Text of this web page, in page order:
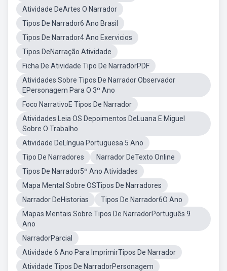
Atividade DeArtes O Narrador
Tipos De Narrador6 Ano Brasil
Tipos De Narrador4 Ano Exervicios
Tipos DeNarração Atividade
Ficha De Atividade Tipo De NarradorPDF
Atividades Sobre Tipos De Narrador Observador
EPersonagem Para O 3º Ano
Foco NarrativoE Tipos De Narrador
Atividades Leia OS Depoimentos DeLuana E Miguel
Sobre O Trabalho
Atividade DeLíngua Portuguesa 5 Ano
Tipo De Narradores
Narrador DeTexto Online
Tipos De Narrador5º Ano Atividades
Mapa Mental Sobre OSTipos De Narradores
Narrador DeHistorias
Tipos De Narrador6O Ano
Mapas Mentais Sobre Tipos De NarradorPortuguês 9
Ano
NarradorParcial
Atividade 6 Ano Para ImprimirTipos De Narrador
Atividade Tipos De NarradorPersonagem